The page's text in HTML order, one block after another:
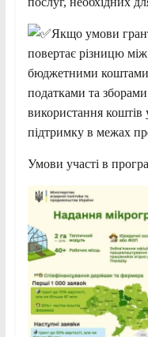
Якщо умови
повертає різницю
бюджетними
податками та
використання коштів
підтримку в межах
Умови участі в